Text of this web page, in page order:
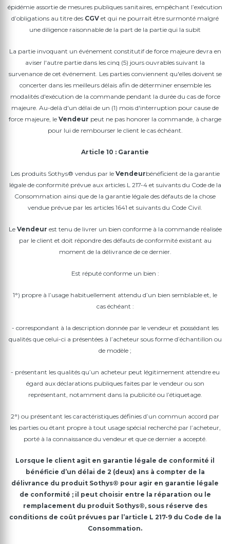
épidémie assortie de mesures publiques sanitaires, empêchant l’exécution
d’obligations au titre des CGV et qui ne pourrait être surmonté malgré
une diligence raisonnable de la part de la partie qui la subit
La partie invoquant un événement constitutif de force majeure devra en
aviser l'autre partie dans les cinq (5) jours ouvrables suivant la
survenance de cet événement. Les parties conviennent qu'elles doivent se
concerter dans les meilleurs délais afin de déterminer ensemble les
modalités d'exécution de la commande pendant la durée du cas de force
majeure. Au-delà d'un délai de un (1) mois d'interruption pour cause de
force majeure, le Vendeur peut ne pas honorer la commande, à charge
pour lui de rembourser le client le cas échéant.
Article 10 : Garantie
Les produits Sothys® vendus par le Vendeurbénéficient de la garantie
légale de conformité prévue aux articles L 217-4 et suivants du Code de la
Consommation ainsi que de la garantie légale des défauts de la chose
vendue prévue par les articles 1641 et suivants du Code Civil.
Le Vendeur est tenu de livrer un bien conforme à la commande réalisée
par le client et doit répondre des défauts de conformité existant au
moment de la délivrance de ce dernier.
Est réputé conforme un bien :
1°) propre à l’usage habituellement attendu d’un bien semblable et, le
cas échéant :
- correspondant à la description donnée par le vendeur et possédant les
qualités que celui-ci a présentées à l’acheteur sous forme d’échantillon ou
de modèle ;
- présentant les qualités qu’un acheteur peut légitimement attendre eu
égard aux déclarations publiques faites par le vendeur ou son
représentant, notamment dans la publicité ou l’étiquetage.
2°) ou présentant les caractéristiques définies d’un commun accord par
les parties ou étant propre à tout usage spécial recherché par l’acheteur,
porté à la connaissance du vendeur et que ce dernier a accepté.
Lorsque le client agit en garantie légale de conformité il
bénéficie d’un délai de 2 (deux) ans à compter de la
délivrance du produit Sothys® pour agir en garantie légale
de conformité ; il peut choisir entre la réparation ou le
remplacement du produit Sothys®, sous réserve des
conditions de coût prévues par l’article L 217-9 du Code de la
Consommation.